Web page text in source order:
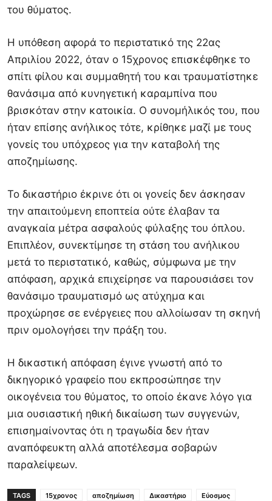
του θύματος.
Η υπόθεση αφορά το περιστατικό της 22ας
Απριλίου 2022, όταν ο 15χρονος επισκέφθηκε το
σπίτι φίλου και συμμαθητή του και τραυματίστηκε
θανάσιμα από κυνηγετική καραμπίνα που
βρισκόταν στην κατοικία. Ο συνομήλικός του, που
ήταν επίσης ανήλικος τότε, κρίθηκε μαζί με τους
γονείς του υπόχρεος για την καταβολή της
αποζημίωσης.
Το δικαστήριο έκρινε ότι οι γονείς δεν άσκησαν
την απαιτούμενη εποπτεία ούτε έλαβαν τα
αναγκαία μέτρα ασφαλούς φύλαξης του όπλου.
Επιπλέον, συνεκτίμησε τη στάση του ανήλικου
μετά το περιστατικό, καθώς, σύμφωνα με την
απόφαση, αρχικά επιχείρησε να παρουσιάσει τον
θανάσιμο τραυματισμό ως ατύχημα και
προχώρησε σε ενέργειες που αλλοίωσαν τη σκηνή
πριν ομολογήσει την πράξη του.
Η δικαστική απόφαση έγινε γνωστή από το
δικηγορικό γραφείο που εκπροσώπησε την
οικογένεια του θύματος, το οποίο έκανε λόγο για
μια ουσιαστική ηθική δικαίωση των συγγενών,
επισημαίνοντας ότι η τραγωδία δεν ήταν
αναπόφευκτη αλλά αποτέλεσμα σοβαρών
παραλείψεων.
TAGS 15χρονος αποζημίωση Δικαστήριο
Εύοσμος